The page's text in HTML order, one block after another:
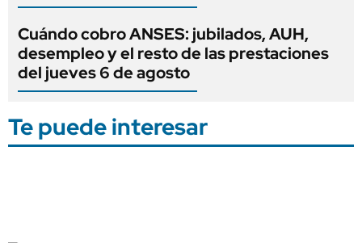
Cuándo cobro ANSES: jubilados, AUH,
desempleo y el resto de las prestaciones
del jueves 6 de agosto
Te puede interesar